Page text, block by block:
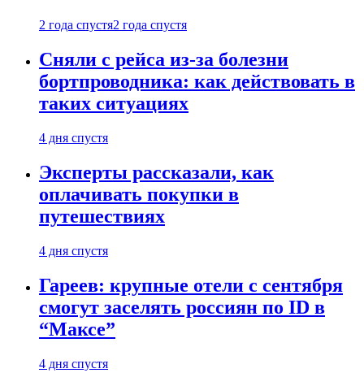
2 года спустя2 года спустя
Сняли с рейса из-за болезни
бортпроводника: как действовать в
таких ситуациях
4 дня спустя
Эксперты рассказали, как
оплачивать покупки в
путешествиях
4 дня спустя
Гареев: крупные отели с сентября
смогут заселять россиян по ID в
“Максе”
4 дня спустя